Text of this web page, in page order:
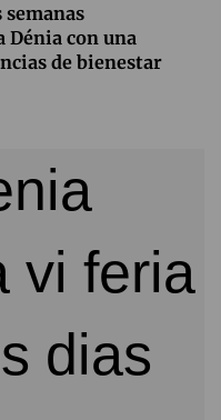
semanas
Dénia con una
de bienestar